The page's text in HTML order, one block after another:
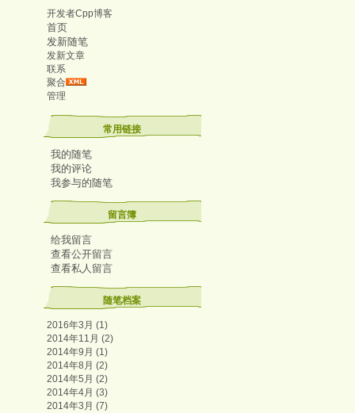
开发者Cpp博客
首页
发新随笔
发新文章
联系
聚合
管理
常用链接
我的随笔
我的评论
我参与的随笔
留言簿
给我留言
查看公开留言
查看私人留言
随笔档案
2016年3月 (1)
2014年11月 (2)
2014年9月 (1)
2014年8月 (2)
2014年5月 (2)
2014年4月 (3)
2014年3月 (7)